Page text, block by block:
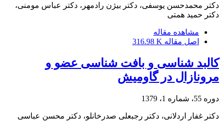
دکتر محمدحسن یوسفی، دکتر بیژن رادمهر، دکتر عباس مومنی،
دکتر حمید همتی
مشاهده مقاله
اصل مقاله 316.98 K
کالبد شناسی و بافت شناسی عضو و
مرونازال در گاومیش
دوره 55، شماره 1، 1379
دکتر غفار اردلانی، دکتر رجبعلی صدرخانلو، دکتر محسن عباسی